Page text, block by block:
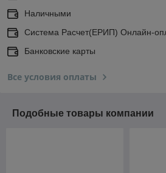
Наличными
Система Расчет(ЕРИП) Онлайн-
Банковские карты
Все условия оплаты
Подобные товары компании